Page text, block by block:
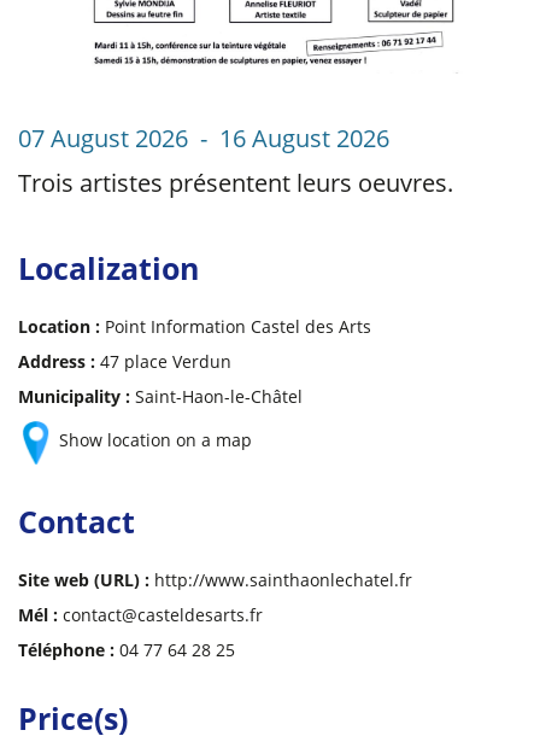
07 August 2026 - 16 August 2026
Trois artistes présentent leurs oeuvres.
Localization
Location : Point Information Castel des Arts
Address : 47 place Verdun
Municipality : Saint-Haon-le-Châtel
Show location on a map
Contact
Site web (URL) : http://www.sainthaonlechatel.fr
Mél : contact@casteldesarts.fr
Téléphone : 04 77 64 28 25
Price(s)